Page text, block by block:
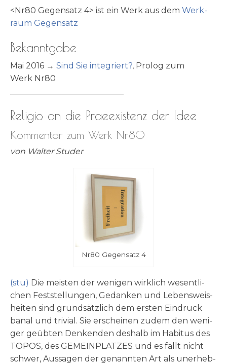
<Nr80 Gegen­satz 4> ist ein Werk aus dem Werk­
raum Gegensatz
Bekanntgabe
Mai 2016 → Sind Sie inte­griert?, Pro­log zum
Werk Nr80
Religio an die Praeexistenz der Idee
Kommentar zum Werk Nr80
von Wal­ter Studer
Nr80 Gegen­satz 4
(stu) Die mei­sten der weni­gen wirk­lich wesent­li­
chen Fest­stel­lun­gen, Gedan­ken und Lebens­weis­
hei­ten sind grund­sätz­lich dem ersten Ein­druck
banal und tri­vi­al. Sie erschei­nen zudem den weni­
ger geüb­ten Den­ken­den des­halb im Habi­tus des
TOPOS, des GEMEINPLATZES und es fällt nicht
schwer, Aus­sa­gen der genann­ten Art als uner­heb­